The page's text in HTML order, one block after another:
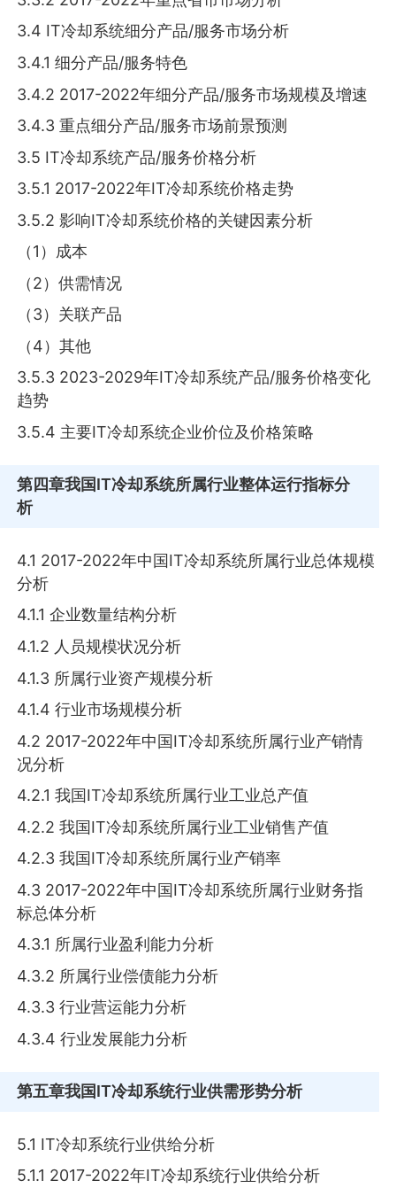
3.4 IT冷却系统细分产品/服务市场分析
3.4.1 细分产品/服务特色
3.4.2 2017-2022年细分产品/服务市场规模及增速
3.4.3 重点细分产品/服务市场前景预测
3.5 IT冷却系统产品/服务价格分析
3.5.1 2017-2022年IT冷却系统价格走势
3.5.2 影响IT冷却系统价格的关键因素分析
（1）成本
（2）供需情况
（3）关联产品
（4）其他
3.5.3 2023-2029年IT冷却系统产品/服务价格变化
趋势
3.5.4 主要IT冷却系统企业价位及价格策略
第四章我国IT冷却系统所属行业整体运行指标分
析
4.1 2017-2022年中国IT冷却系统所属行业总体规模
分析
4.1.1 企业数量结构分析
4.1.2 人员规模状况分析
4.1.3 所属行业资产规模分析
4.1.4 行业市场规模分析
4.2 2017-2022年中国IT冷却系统所属行业产销情
况分析
4.2.1 我国IT冷却系统所属行业工业总产值
4.2.2 我国IT冷却系统所属行业工业销售产值
4.2.3 我国IT冷却系统所属行业产销率
4.3 2017-2022年中国IT冷却系统所属行业财务指
标总体分析
4.3.1 所属行业盈利能力分析
4.3.2 所属行业偿债能力分析
4.3.3 行业营运能力分析
4.3.4 行业发展能力分析
第五章我国IT冷却系统行业供需形势分析
5.1 IT冷却系统行业供给分析
5.1.1 2017-2022年IT冷却系统行业供给分析